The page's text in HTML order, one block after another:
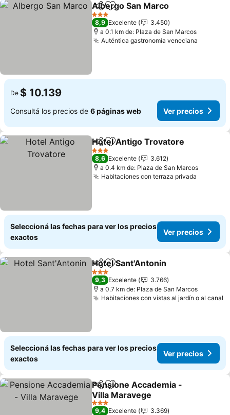
CompartirAñadir a favoritos
Albergo San Marco
3 Estrellas
8,9 Excelente
3.450
a 0.1 km de: Plaza de San Marcos
Auténtica gastronomía veneciana
De $ 10.139
Consultá los precios de 6 páginas web Ver precios
CompartirAñadir a favoritos
Hotel Antigo Trovatore
3 Estrellas
8,6 Excelente
3.612
a 0.4 km de: Plaza de San Marcos
Habitaciones con terraza privada
Seleccioná las fechas para ver los precios
exactos
Ver precios
CompartirAñadir a favoritos
Hotel Sant'Antonin
3 Estrellas
9,3 Excelente
3.766
a 0.7 km de: Plaza de San Marcos
Habitaciones con vistas al jardín o al canal
Seleccioná las fechas para ver los precios
exactos
Ver precios
CompartirAñadir a favoritos
Pensione Accademia -
Villa Maravege
Ver precios
3 Estrellas
9,4 Excelente
3.369